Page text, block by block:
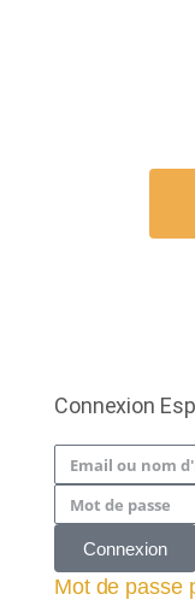
Connexion
Connexion
Mot de passe